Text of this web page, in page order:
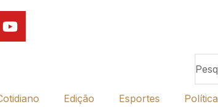
Edição Esportes Política